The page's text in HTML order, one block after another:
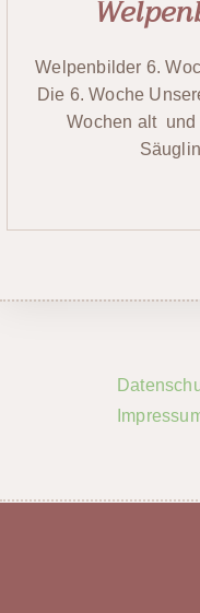
Welpenbilder 6.
Die 6. Woche
Wochen alt und